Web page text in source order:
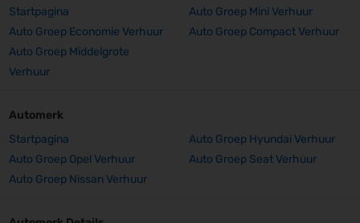
Startpagina
Auto Groep Mini Verhuur
Auto Groep Economie Verhuur
Auto Groep Compact Verhuur
Auto Groep Middelgrote
Verhuur
Automerk
Startpagina
Auto Groep Hyundai Verhuur
Auto Groep Opel Verhuur
Auto Groep Seat Verhuur
Auto Groep Nissan Verhuur